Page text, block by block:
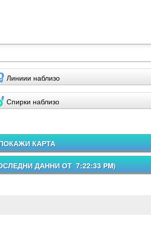
Линиии наблизо
Спирки наблизо
КАРТА
ДАННИ ОТ 7:22:33 PM)